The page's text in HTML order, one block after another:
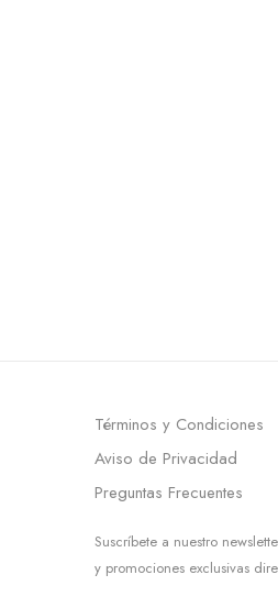
Términos y Condiciones
Aviso de Privacidad
Preguntas Frecuentes
Suscríbete a nuestro
y promociones exclusivas